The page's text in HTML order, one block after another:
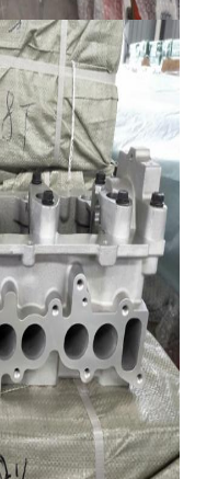
المنزل
المنتجات
فيديوهات